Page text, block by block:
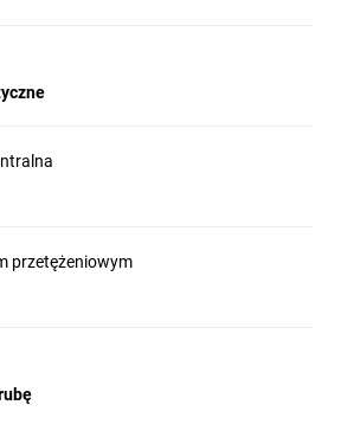
przetężeniowym